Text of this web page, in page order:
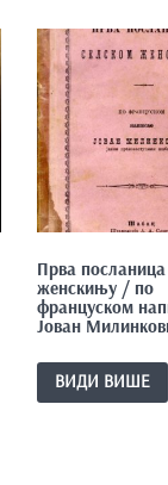
Прва
женскињу / по
француском
Јован
ВИДИ ВИШЕ